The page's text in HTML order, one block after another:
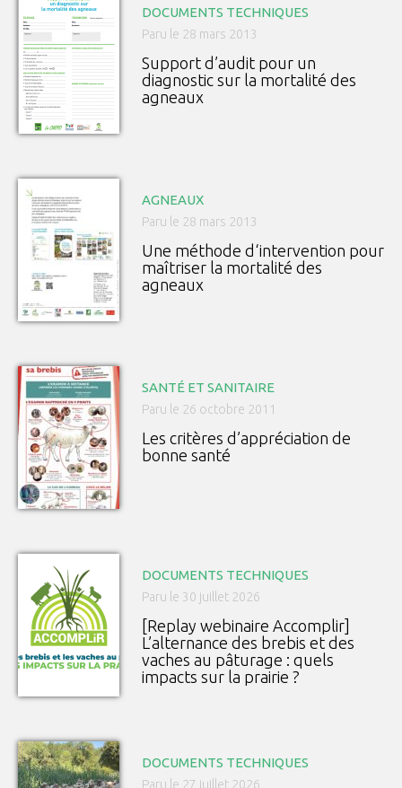
DOCUMENTS TECHNIQUES
Paru le 28 mars 2013
Support d’audit pour un
diagnostic sur la mortalité des
agneaux
AGNEAUX
Paru le 28 mars 2013
Une méthode d‘intervention pour
maîtriser la mortalité des
agneaux
SANTÉ ET SANITAIRE
Paru le 26 octobre 2011
Les critères d’appréciation de
bonne santé
DOCUMENTS TECHNIQUES
Paru le 30 juillet 2026
[Replay webinaire Accomplir]
L’alternance des brebis et des
vaches au pâturage : quels
impacts sur la prairie ?
DOCUMENTS TECHNIQUES
Paru le 27 juillet 2026